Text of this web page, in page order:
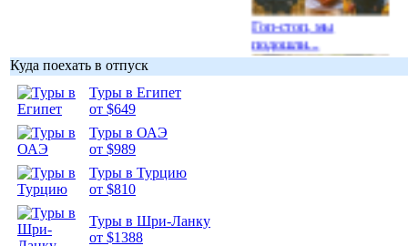
Гоп-стоп, мы
подошли...
Куда поехать в отпуск
Туры в Египет
от $649
Туры в ОАЭ
от $989
Туры в Турцию
от $810
Туры в Шри-Ланку
от $1388